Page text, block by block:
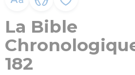
La Bible
182